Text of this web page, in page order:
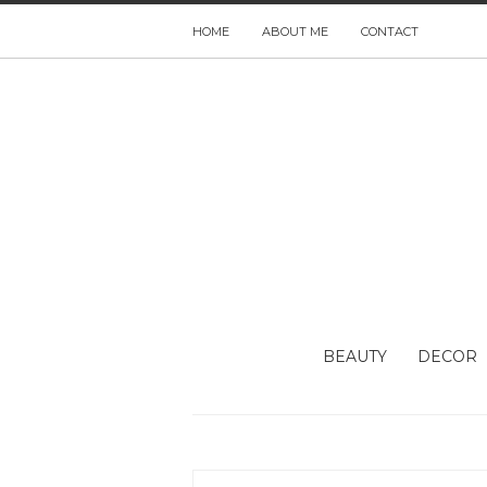
HOME ABOUT ME CONTACT
BEAUTY DECOR